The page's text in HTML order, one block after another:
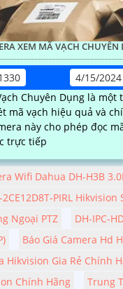
XEM MÃ VẠCH CHUYÊN
4/15/
Chuyên Dụng là
vạch hiệu quả và chính xác.
này cho phép đọc
trực tiếp
Wifi Dahua DH-H3B
2CE12D8T-PIRL Hikvision
Ngoại PTZ
DH-IPC-
Báo Giá Camera Hd
Hikvision Gia Rẻ Chính
Chính Hãng
Trung